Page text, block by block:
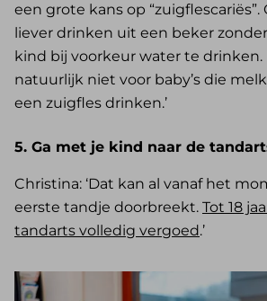
een grote kans op “zuigflescariës”.
liever drinken uit een beker
kind bij voorkeur water te
natuurlijk niet voor baby’s die
een zuigfles drinken.’
5. Ga met je kind naar de
Christina: ‘Dat kan al vanaf het
eerste tandje doorbreekt. Tot 18
tandarts volledig vergoed.’